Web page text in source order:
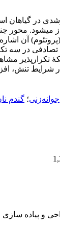
در
در سه
جوانه‌زنی؛ گندم
و پیاده سازی